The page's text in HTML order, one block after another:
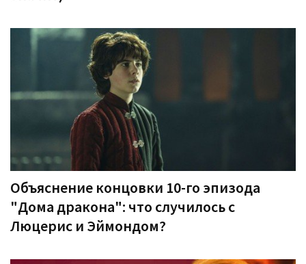
Объяснение концовки 10-го эпизода
"Дома дракона": что случилось с
Люцерис и Эймондом?